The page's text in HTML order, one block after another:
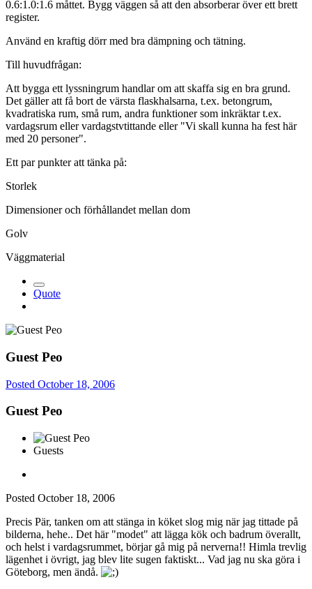
0.6:1.0:1.6 måttet. Bygg väggen så att den absorberar över ett brett
register.
Använd en kraftig dörr med bra dämpning och tätning.
Till huvudfrågan:
Att bygga ett lyssningrum handlar om att skaffa sig en bra grund.
Det gäller att få bort de värsta flaskhalsarna, t.ex. betongrum,
kvadratiska rum, små rum, andra funktioner som inkräktar t.ex.
vardagsrum eller vardagstvtittande eller "Vi skall kunna ha fest här
med 20 personer".
Ett par punkter att tänka på:
Storlek
Dimensioner och förhållandet mellan dom
Golv
Väggmaterial
Quote
Guest Peo
Posted October 18, 2006
Guest Peo
Guests
Posted October 18, 2006
Precis Pär, tanken om att stänga in köket slog mig när jag tittade på
bilderna, hehe.. Det här "modet" att lägga kök och badrum överallt,
och helst i vardagsrummet, börjar gå mig på nerverna!! Himla trevlig
lägenhet i övrigt, jag blev lite sugen faktiskt... Vad jag nu ska göra i
Göteborg, men ändå.